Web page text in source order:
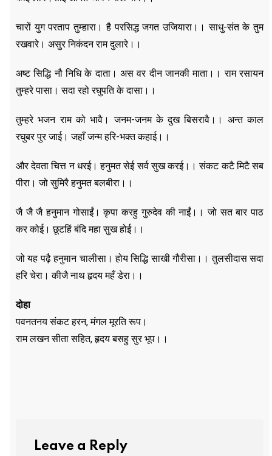
चारों युग परताप तुम्हारा। है परसिद्ध जगत उजियारा।। साधु-संत के तुम
रखवारे। असुर निकंदन राम दुलारे।।
अष्ट सिद्धि नौ निधि के दाता। अस वर दीन जानकी माता।। राम रसायन
तुम्हरे पासा। सदा रहो रघुपति के दासा।।
तुम्हरे भजन राम को भावै। जनम-जनम के दुख बिसरावै।। अन्त काल
रघुबर पुर जाई। जहाँ जन्म हरि-भक्त कहाई।।
और देवता चित्त न धरई। हनुमत सेई सर्व सुख करई।। संकट कटै मिटै सब
पीरा। जो सुमिरै हनुमत बलबीरा।।
जै जै जै हनुमान गोसाईं। कृपा करहु गुरुदेव की नाईं।। जो सत बार पाठ
कर कोई। छूटहिं बंदि महा सुख होई।।
जो यह पढ़ै हनुमान चालीसा। होय सिद्धि साखी गौरीसा।। तुलसीदास सदा
हरि चेरा। कीजै नाथ हृदय महँ डेरा।।
दोहा
पवनतनय संकट हरन, मंगल मूरति रूप।
राम लखन सीता सहित, हृदय बसहु सुर भूप।।
Leave a Reply